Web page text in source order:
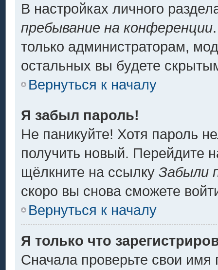
В настройках личного
пребывание на конференции
только администраторам,
остальных вы будете
Вернуться к началу
Я забыл пароль!
Не паникуйте! Хотя пароль
получить новый. Перейдите
щёлкните на ссылку Забыли
скоро вы снова сможете
Вернуться к началу
Я только что
Сначала проверьте свои имя